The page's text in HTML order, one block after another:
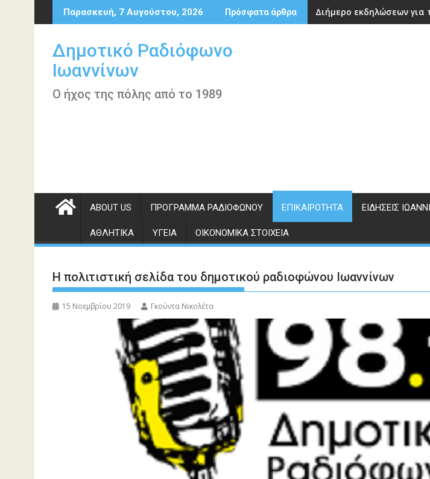
Περάστε
στο
Παρασκευή, 7 Αυγούστου, 2026 Πρόσφατα άρθρα Διήμερο εκδηλώσεων για
Δημοτικό Ραδιόφωνο
Ιωαννίνων
Ο ήχος της πόλης από το 1989
ABOUT US ΠΡΌΓΡΑΜΜΑ ΡΑΔΙΟΦΏΝΟΥ ΕΠΙΚΑΙΡΌΤΗΤΑ ΕΙΔΉΣΕΙΣ
ΑΘΛΗΤΙΚΆ ΥΓΕΊΑ ΟΙΚΟΝΟΜΙΚΆ ΣΤΟΙΧΕΊΑ
Η πολιτιστική σελίδα του δημοτικού ραδιοφώνου Ιωαννίνων
15 Νοεμβρίου 2019 Γκούντα Νικολέτα